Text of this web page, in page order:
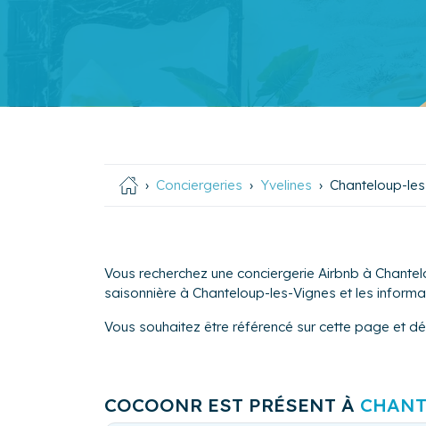
Conciergeries Yvelines Chanteloup-
Vous recherchez une conciergerie Airbnb à
saisonnière à Chanteloup-les-Vignes et les
Vous souhaitez être référencé sur cette page et
COCOONR EST PRÉSENT À